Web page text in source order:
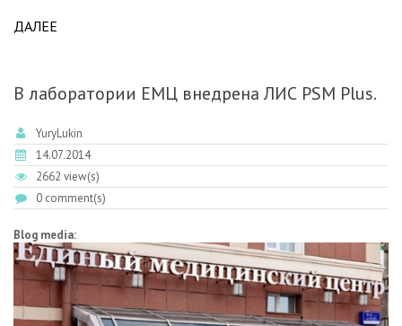
ДАЛЕЕ
В лаборатории ЕМЦ внедрена ЛИС PSM Plus.
YuryLukin
14.07.2014
2662 view(s)
0 comment(s)
Blog media: